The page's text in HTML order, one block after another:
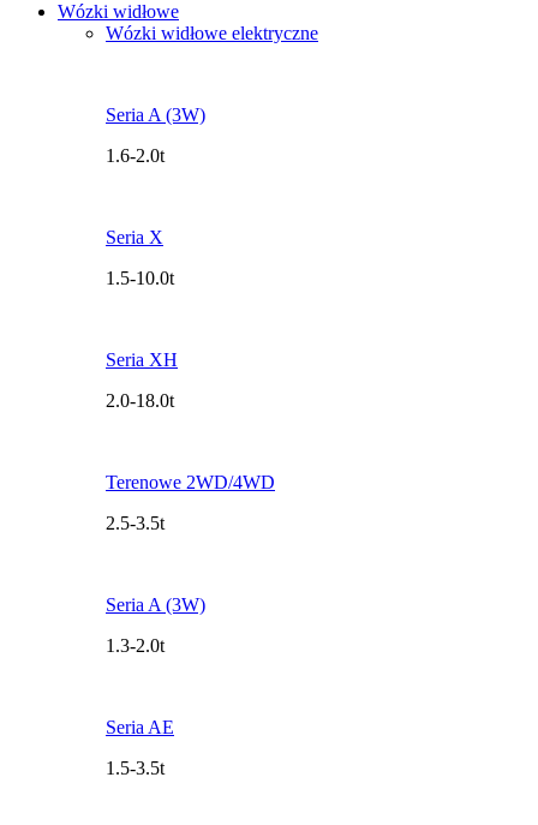
Wózki widłowe
Wózki widłowe elektryczne
Seria A (3W)
1.6-2.0t
Seria X
1.5-10.0t
Seria XH
2.0-18.0t
Terenowe 2WD/4WD
2.5-3.5t
Seria A (3W)
1.3-2.0t
Seria AE
1.5-3.5t